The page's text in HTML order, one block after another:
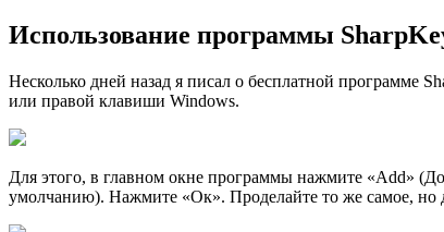
Использование программы
Несколько дней назад я писал о бесплатной программе
или правой клавиши Windows.
Для этого, в главном окне программы нажмите «Add»
умолчанию). Нажмите «Ок». Проделайте то же самое,